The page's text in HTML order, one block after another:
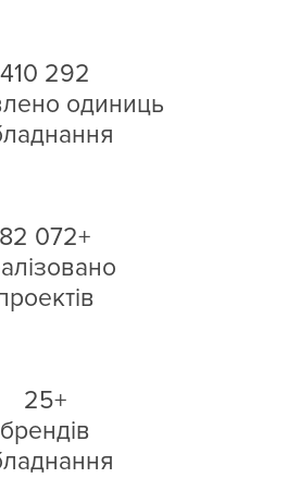
410 292
одиниць
82 072+
25+
брендів